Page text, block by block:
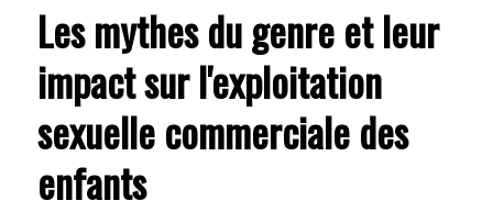
Les mythes du genre et leur
impact sur l'exploitation
sexuelle commerciale des
enfants